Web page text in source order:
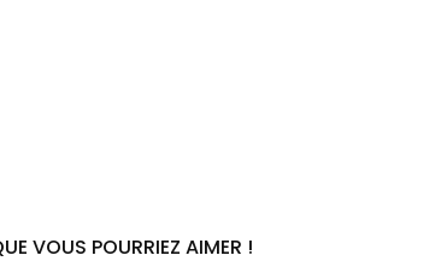
VOUS POURRIEZ AIMER !